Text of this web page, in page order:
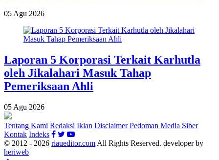
05 Agu 2026
Laporan 5 Korporasi Terkait Karhutla
oleh Jikalahari Masuk Tahap
Pemeriksaan Ahli
05 Agu 2026
Tentang Kami Redaksi Iklan Disclaimer Pedoman Media Siber
Kontak Indeks
© 2012 - 2026 riaueditor.com All Rights Reserved. developer by
heriweb